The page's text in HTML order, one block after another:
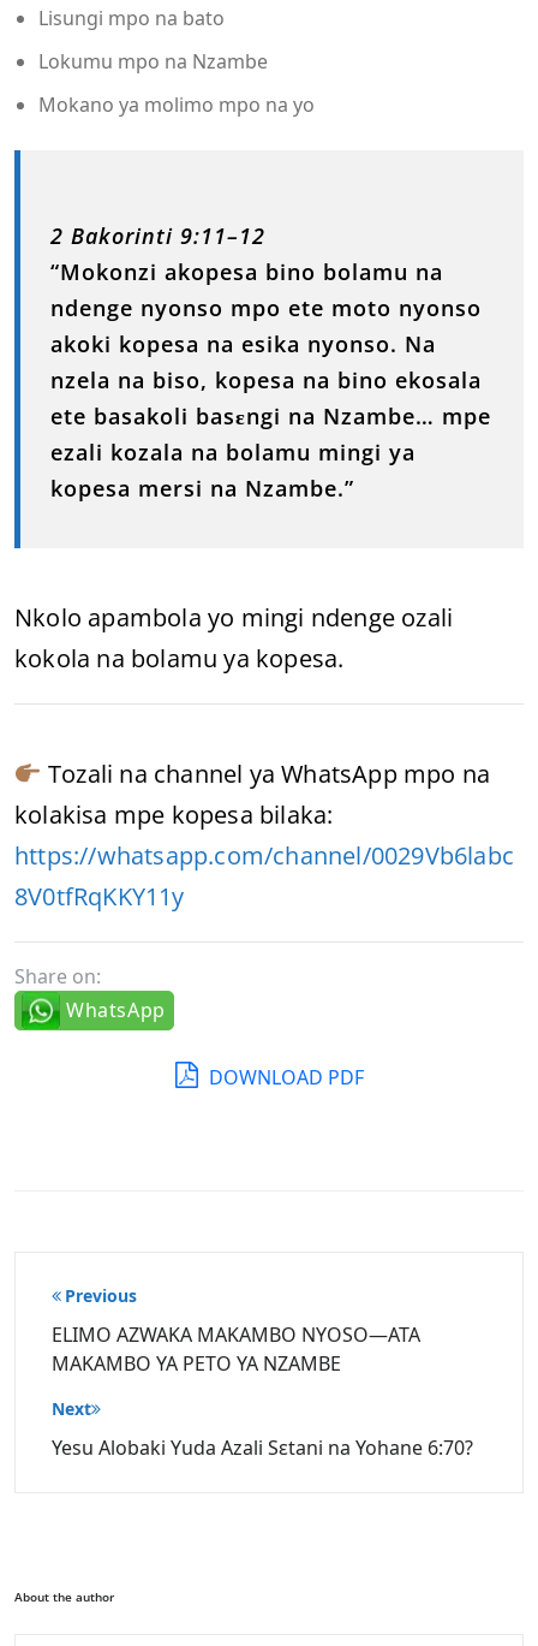
Lisungi mpo na bato
Lokumu mpo na Nzambe
Mokano ya molimo mpo na yo
2 Bakorinti 9:11–12
“Mokonzi akopesa bino bolamu na
ndenge nyonso mpo ete moto nyonso
akoki kopesa na esika nyonso. Na
nzela na biso, kopesa na bino ekosala
ete basakoli basɛngi na Nzambe… mpe
ezali kozala na bolamu mingi ya
kopesa mersi na Nzambe.”
Nkolo apambola yo mingi ndenge ozali
kokola na bolamu ya kopesa.
Tozali na channel ya WhatsApp mpo na
kolakisa mpe kopesa bilaka:
https://whatsapp.com/channel/0029Vb6labc
8V0tfRqKKY11y
Share on:
WhatsApp
DOWNLOAD PDF
Post
navigation
Previous
ELIMO AZWAKA MAKAMBO NYOSO—ATA
MAKAMBO YA PETO YA NZAMBE
Next
Yesu Alobaki Yuda Azali Sɛtani na Yohane 6:70?
About the author